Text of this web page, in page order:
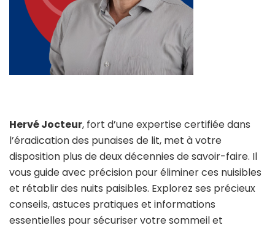
Hervé Jocteur, fort d’une expertise certifiée dans
l’éradication des punaises de lit, met à votre
disposition plus de deux décennies de savoir-faire. Il
vous guide avec précision pour éliminer ces nuisibles
et rétablir des nuits paisibles. Explorez ses précieux
conseils, astuces pratiques et informations
essentielles pour sécuriser votre sommeil et